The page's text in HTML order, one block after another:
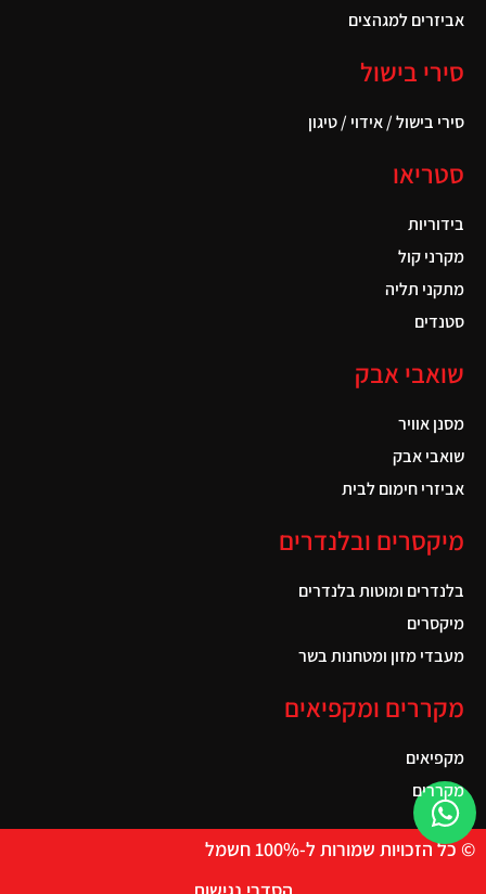
אביזרים למגהצים
סירי בישול
סירי בישול / אידוי / טיגון
סטריאו
בידוריות
מקרני קול
מתקני תליה
סטנדים
שואבי אבק
מסנן אוויר
שואבי אבק
אביזרי חימום לבית
מיקסרים ובלנדרים
בלנדרים ומוטות בלנדרים
מיקסרים
מעבדי מזון ומטחנות בשר
מקררים ומקפיאים
מקפיאים
מקררים
© כל הזכויות שמורות ל-100% חשמל